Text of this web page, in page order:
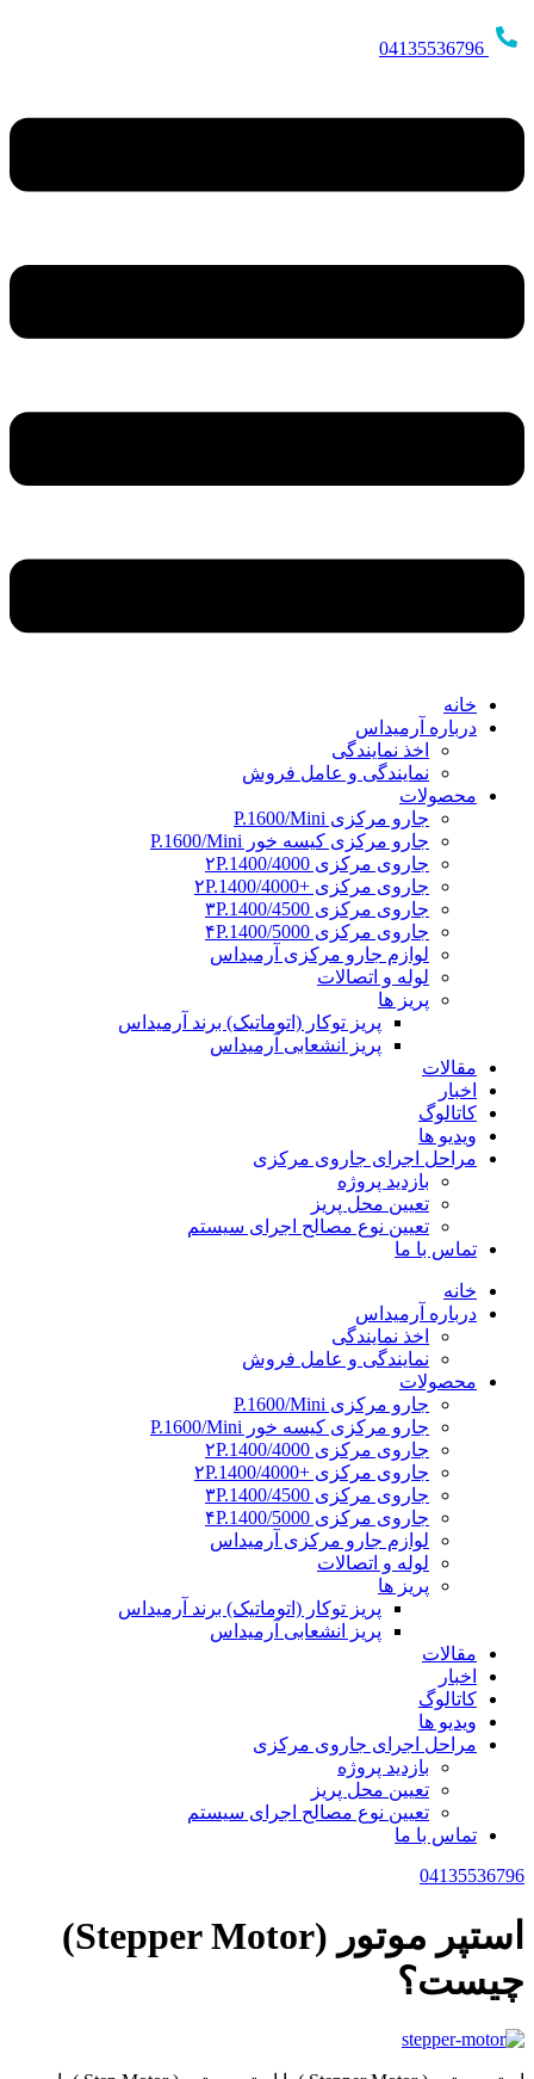
04135536796
خانه
درباره آرمیداس
اخذ نمایندگی
نمایندگی و عامل فروش
محصولات
جارو مرکزی P.1600/Mini
جارو مرکزی کیسه خور P.1600/Mini
جاروی مرکزی ۲P.1400/4000
جاروی مرکزی +۲P.1400/4000
جاروی مرکزی ۳P.1400/4500
جاروی مرکزی ۴P.1400/5000
لوازم جارو مرکزی آرمیداس
لوله و اتصالات
پریز ها
پریز توکار (اتوماتیک) برند آرمیداس
پریز انشعابی آرمیداس
مقالات
اخبار
کاتالوگ
ویدیو ها
مراحل اجرای جاروی مرکزی
بازدید پروژه
تعیین محل پریز
تعیین نوع مصالح اجرای سیستم
تماس با ما
خانه
درباره آرمیداس
اخذ نمایندگی
نمایندگی و عامل فروش
محصولات
جارو مرکزی P.1600/Mini
جارو مرکزی کیسه خور P.1600/Mini
جاروی مرکزی ۲P.1400/4000
جاروی مرکزی +۲P.1400/4000
جاروی مرکزی ۳P.1400/4500
جاروی مرکزی ۴P.1400/5000
لوازم جارو مرکزی آرمیداس
لوله و اتصالات
پریز ها
پریز توکار (اتوماتیک) برند آرمیداس
پریز انشعابی آرمیداس
مقالات
اخبار
کاتالوگ
ویدیو ها
مراحل اجرای جاروی مرکزی
بازدید پروژه
تعیین محل پریز
تعیین نوع مصالح اجرای سیستم
تماس با ما
04135536796
استپر موتور (Stepper Motor)
چیست؟